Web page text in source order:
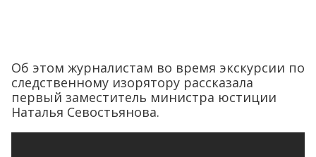
Об этом журналистам во время экскурсии по
следственному изорятору рассказала
первый заместитель министра юстиции
Наталья Севостьянова.